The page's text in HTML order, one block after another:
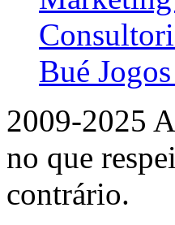
Bué
2009-2025
no que
contrário.